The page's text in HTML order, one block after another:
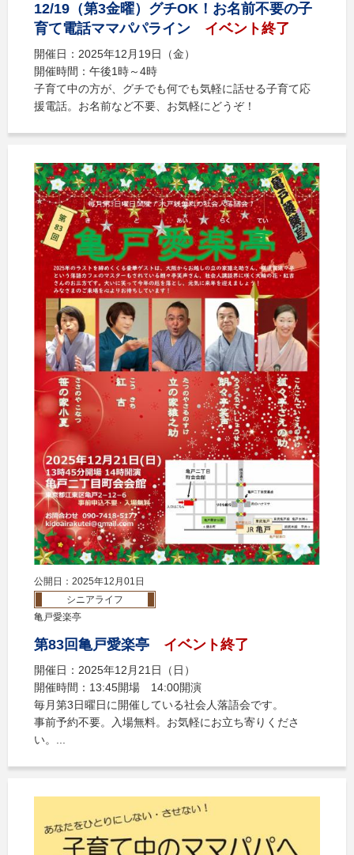
12/19（第3金曜）グチOK！お名前不要の子
育て電話ママパパライン
イベント終了
開催日：2025年12月19日（金）
開催時間：午後1時～4時
子育て中の方が、グチでも何でも気軽に話せる子育て応
援電話。お名前など不要、お気軽にどうぞ！
公開日：2025年12月01日
シニアライフ
亀戸愛楽亭
第83回亀戸愛楽亭 イベント終了
開催日：2025年12月21日（日）
開催時間：13:45開場 14:00開演
毎月第3日曜日に開催している社会人落語会です。
事前予約不要。入場無料。お気軽にお立ち寄りくださ
い。...